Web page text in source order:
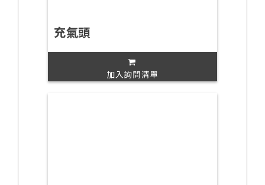
充氣頭
加入詢問清單